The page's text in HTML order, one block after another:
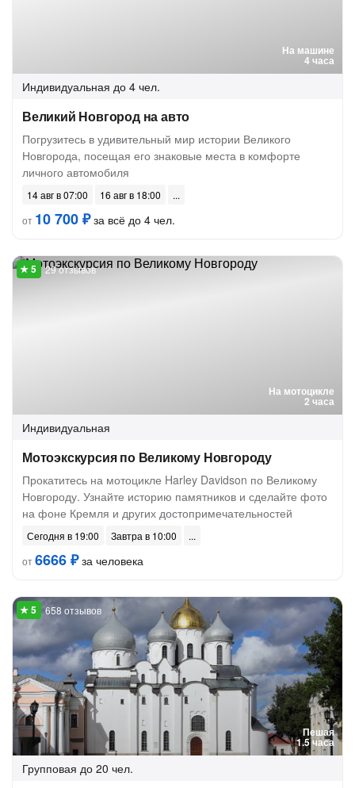
На машине
4 часа
Индивидуальная до 4 чел.
Великий Новгород на авто
Погрузитесь в удивительный мир истории Великого
Новгорода, посещая его знаковые места в комфорте
личного автомобиля
14 авг в 07:00
16 авг в 18:00
от 10 700 ₽за всё до 4 чел.
На мотоцикле
2 часа
29 отзывов
Индивидуальная
Мотоэкскурсия по Великому Новгороду
Прокатитесь на мотоцикле Harley Davidson по Великому
Новгороду. Узнайте историю памятников и сделайте фото
на фоне Кремля и других достопримечательностей
Сегодня в 19:00
Завтра в 10:00
от6666 ₽за человека
Пешая
1.5 часа
658 отзывов
Групповая до 20 чел.